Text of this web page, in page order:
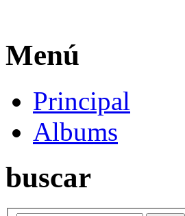
Menú
Principal
Albums
buscar